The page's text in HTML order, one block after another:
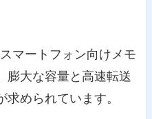
マートフォン向けメモ
膨大な容量と高速転送
められています。